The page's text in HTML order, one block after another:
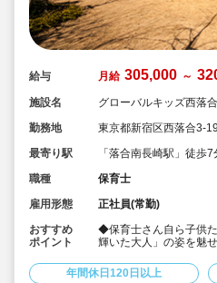
給与 月給 305,000 ～
施設名
グローバルキッズ西落
勤務地
東京都新宿区西落合3-
最寄り駅
「落合南長崎駅」徒歩
職種
保育士
雇用形態
正社員(常勤)
おすすめ
ポイント
◆保育士さん自ら子供
輝いた大人」の姿を魅
◆年間休日125日以上！
◆子育て期間中は時短勤
年間休日120日以上